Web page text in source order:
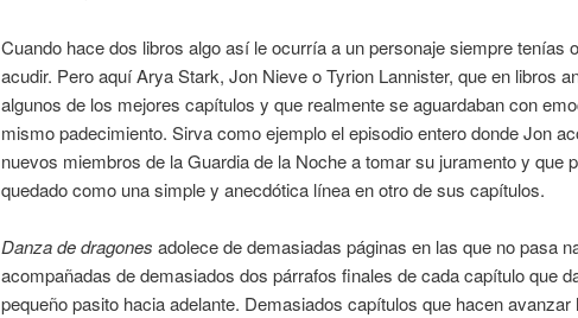
Cuando hace dos libros algo así le ocurría a un personaje siempre tenías
acudir. Pero aquí Arya Stark, Jon Nieve o Tyrion Lannister, que en libros
algunos de los mejores capítulos y que realmente se aguardaban con
mismo padecimiento. Sirva como ejemplo el episodio entero donde Jon
nuevos miembros de la Guardia de la Noche a tomar su juramento y que
quedado como una simple y anecdótica línea en otro de sus capítulos.
Danza de dragones adolece de demasiadas páginas en las que no pasa
acompañadas de demasiados dos párrafos finales de cada capítulo que
pequeño pasito hacia adelante. Demasiados capítulos que hacen avanzar